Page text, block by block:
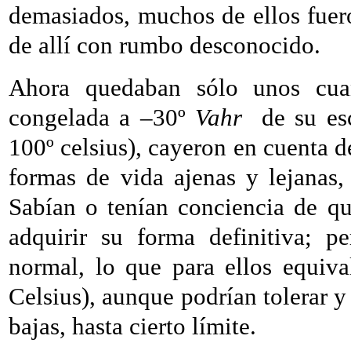
demasiados, muchos de ellos
de allí con rumbo desconocido.
Ahora quedaban sólo unos
congelada a –30º Vahr
de su
100º celsius), cayeron en cuenta
formas de vida ajenas y
Sabían o tenían conciencia de
adquirir su forma definitiva;
normal, lo que para ellos
Celsius), aunque podrían tolerar y
bajas, hasta cierto límite.